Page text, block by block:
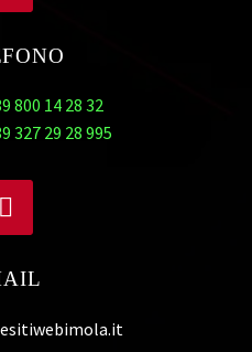
800 14 28 32
327 29 28 995

